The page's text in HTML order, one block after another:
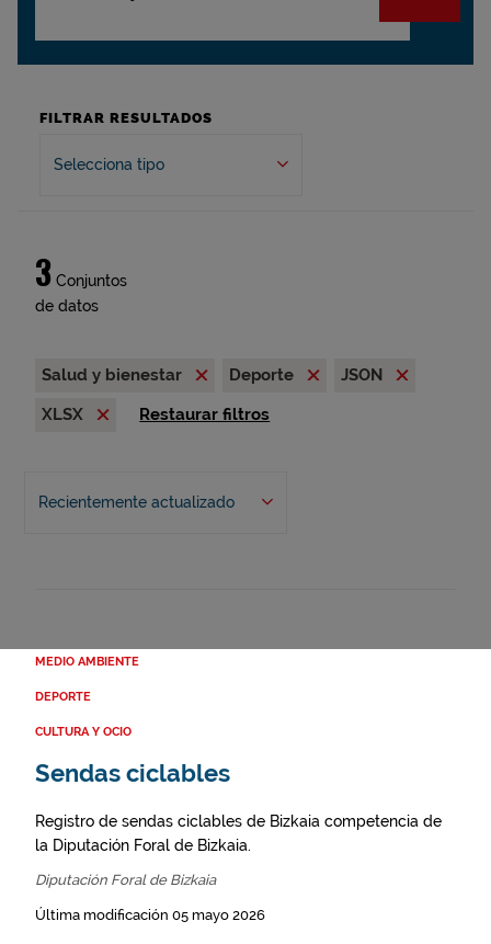
FILTRAR RESULTADOS
Selecciona tipo
3 Conjuntos
de datos
Salud y bienestar Deporte
JSON
XLSX
Restaurar filtros
Recientemente actualizado
MEDIO AMBIENTE
DEPORTE
CULTURA Y OCIO
Sendas ciclables
Registro de sendas ciclables de Bizkaia competencia de
la Diputación Foral de Bizkaia.
Diputación Foral de Bizkaia
Última modificación 05 mayo 2026